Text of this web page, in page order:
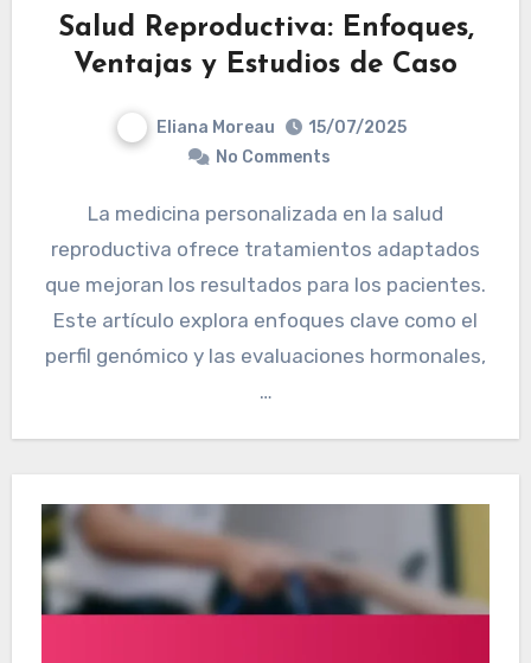
Salud Reproductiva: Enfoques,
Ventajas y Estudios de Caso
Eliana Moreau
15/07/2025
No Comments
La medicina personalizada en la salud
reproductiva ofrece tratamientos adaptados
que mejoran los resultados para los pacientes.
Este artículo explora enfoques clave como el
perfil genómico y las evaluaciones hormonales,
…